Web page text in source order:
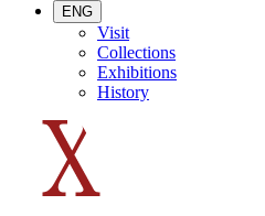
ENG
Visit
Collections
Exhibitions
History